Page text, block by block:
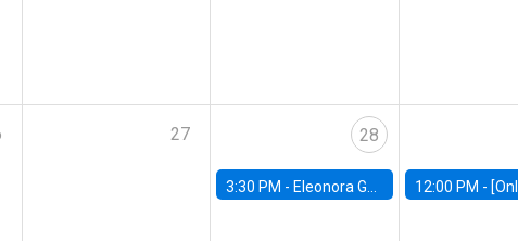
27 28
3:30 PM - Eleonora Guarnieri, Exeter University 12:00 PM - [Online] Pablo